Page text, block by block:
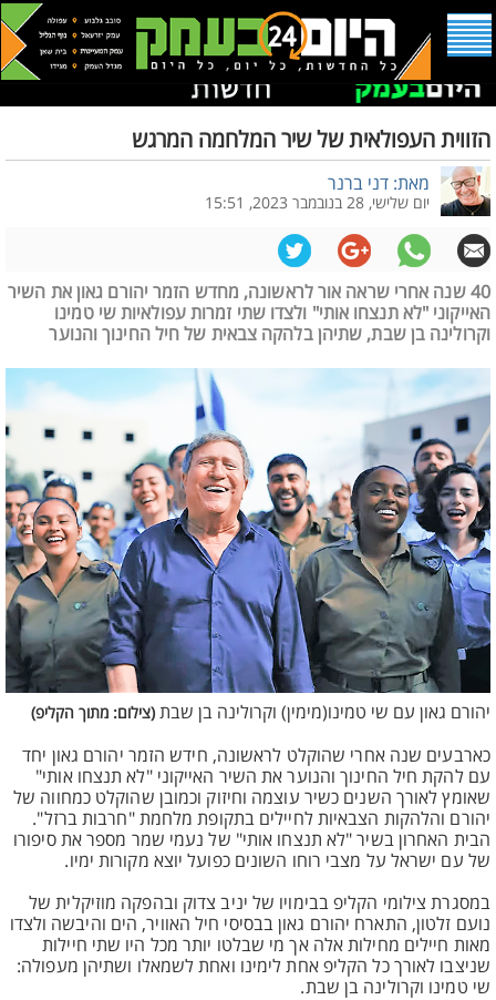
הזווית העפולאית של שיר המלחמה המרגש
מאת: דני ברנר
יום שלישי, 28 בנובמבר 2023, 15:51
40 שנה אחרי שראה אור לראשונה, מחדש הזמר יהורם גאון את השיר
האייקוני "לא תנצחו אותי" ולצדו שתי זמרות עפולאיות שי טמינו
וקרולינה בן שבת, שתיהן בלהקה צבאית של חיל החינוך והנוער
יהורם גאון עם שי טמינו(מימין) וקרולינה בן שבת (צילום: מתוך הקליפ)
כארבעים שנה אחרי שהוקלט לראשונה, חידש הזמר יהורם גאון יחד
עם להקת חיל החינוך והנוער את השיר האייקוני "לא תנצחו אותי"
שאומץ לאורך השנים כשיר עוצמה וחיזוק וכמובן שהוקלט כמחווה של
יהורם והלהקות הצבאיות לחיילים בתקופת מלחמת "חרבות ברזל".
הבית האחרון בשיר "לא תנצחו אותי" של נעמי שמר מספר את סיפורו
של עם ישראל על מצבי רוחו השונים כפועל יוצא מקורות ימיו.
במסגרת צילומי הקליפ בבימויו של יניב צדוק ובהפקה מוזיקלית של
נועם זלטון, התארח יהורם גאון בבסיסי חיל האוויר, הים והיבשה ולצדו
מאות חיילים מחילות אלה אך מי שבלטו יותר מכל היו שתי חיילות
שניצבו לאורך כל הקליפ אחת לימינו ואחת לשמאלו ושתיהן מעפולה:
שי טמינו וקרולינה בן שבת.